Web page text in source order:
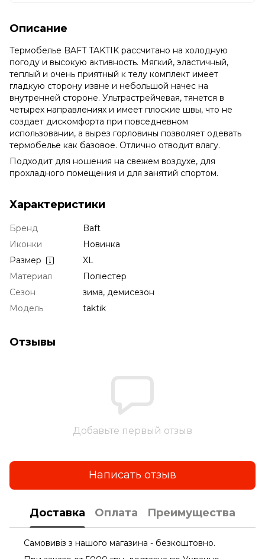
Описание
Термобелье BAFT TAKTIK рассчитано на холодную
погоду и высокую активность. Мягкий, эластичный,
теплый и очень приятный к телу комплект имеет
гладкую сторону извне и небольшой начес на
внутренней стороне. Ультрастрейчевая, тянется в
четырех направлениях и имеет плоские швы, что не
создает дискомфорта при повседневном
использовании, а вырез горловины позволяет одевать
термобелье как базовое. Отлично отводит влагу.
Подходит для ношения на свежем воздухе, для
прохладного помещения и для занятий спортом.
Характеристики
Бренд
Baft
Иконки
Новинка
Размер
XL
Материал
Поліестер
Сезон
зима, демисезон
Модель
taktik
Отзывы
Добавьте первый отзыв
Написать отзыв
Доставка Оплата Преимущества
Самовивіз з нашого магазина - безкоштовно.